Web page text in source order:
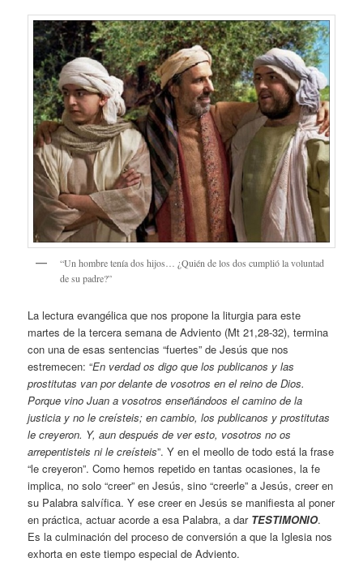
“Un hombre tenía dos hijos… ¿Quién de los dos cumplió la voluntad
de su padre?”
La lectura evangélica que nos propone la liturgia para este
martes de la tercera semana de Adviento (Mt 21,28-32), termina
con una de esas sentencias “fuertes” de Jesús que nos
estremecen: “En verdad os digo que los publicanos y las
prostitutas van por delante de vosotros en el reino de Dios.
Porque vino Juan a vosotros enseñándoos el camino de la
justicia y no le creísteis; en cambio, los publicanos y prostitutas
le creyeron. Y, aun después de ver esto, vosotros no os
arrepentisteis ni le creísteis”. Y en el meollo de todo está la frase
“le creyeron”. Como hemos repetido en tantas ocasiones, la fe
implica, no solo “creer” en Jesús, sino “creerle” a Jesús, creer en
su Palabra salvífica. Y ese creer en Jesús se manifiesta al poner
en práctica, actuar acorde a esa Palabra, a dar TESTIMONIO.
Es la culminación del proceso de conversión a que la Iglesia nos
exhorta en este tiempo especial de Adviento.